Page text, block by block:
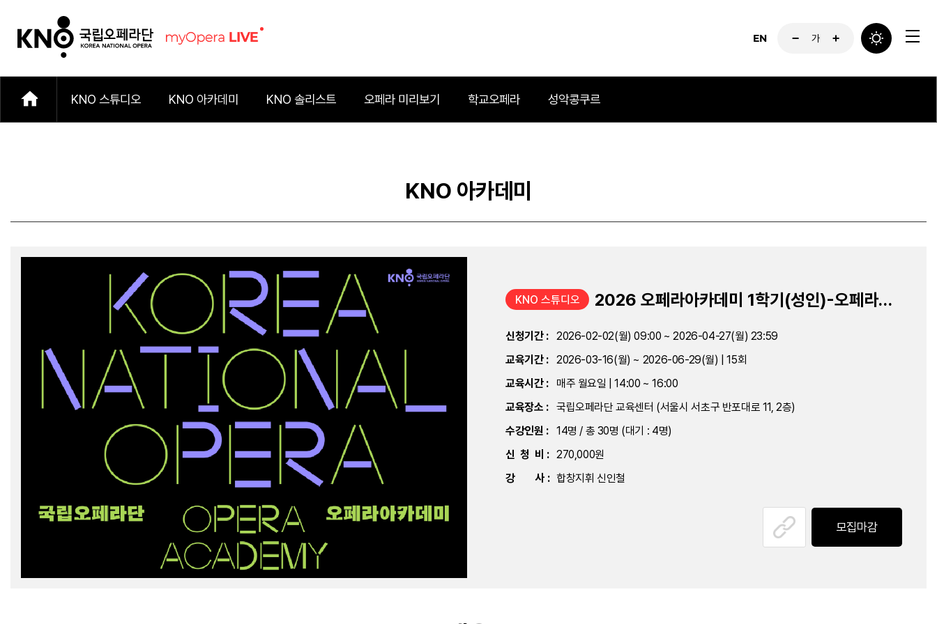
EN 가
KNO 스튜디오 KNO 아카데미 KNO 솔리스트 오페라 미리보기 학교오페라 성악콩쿠르
KNO 아카데미
KNO 스튜디오 2026 오페라아카데미 1학기(성인)-오페라합창교실(월요일) - 합창지휘 신인철
신청기간 : 2026-02-02(월) 09:00 ~ 2026-04-27(월) 23:59
교육기간 : 2026-03-16(월) ~ 2026-06-29(월) | 15회
교육시간 :
매주 월요일 | 14:00 ~ 16:00
교육장소 : 국립오페라단 교육센터 (서울시 서초구 반포대로 11, 2층)
수강인원 : 14명 / 총 30명 (대기 : 4명)
신 청 비 : 270,000원
강 사 : 합창지휘 신인철
모집마감